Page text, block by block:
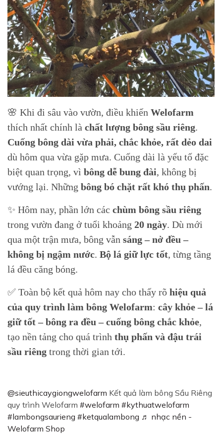
🌸 Khi đi sâu vào vườn, điều khiến Welofarm
thích nhất chính là chất lượng bông sầu riêng.
Cuống bông dài vừa phải, chắc khỏe, rất dẻo dai
dù hôm qua vừa gặp mưa. Cuống dài là yếu tố đặc
biệt quan trọng, vì bông dễ bung đài, không bị
vướng lại. Những bông bó chặt rất khó thụ phấn.
✨ Hôm nay, phần lớn các chùm bông sầu riêng
trong vườn đang ở tuổi khoảng 20 ngày. Dù mới
qua một trận mưa, bông vẫn sáng – nở đều –
không bị ngậm nước. Bộ lá giữ lực tốt, từng tầng
lá đều căng bóng.
✅ Toàn bộ kết quả hôm nay cho thấy rõ hiệu quả
của quy trình làm bông Welofarm: cây khỏe – lá
giữ tốt – bông ra đều – cuống bông chắc khỏe,
tạo nền tảng cho quá trình thụ phấn và đậu trái
sầu riêng trong thời gian tới.
@sieuthicaygiongwelofarm Kết quả làm bông Sầu Riêng
quy trình Welofarm #welofarm #kythuatwelofarm
#lambongsaurieng #ketqualambong ♬ nhạc nền -
Welofarm Shop